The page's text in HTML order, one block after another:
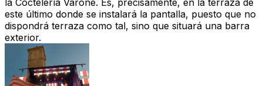
la Coctelería Varone. Es, precisamente, en la terraza de
este último donde se instalará la pantalla, puesto que no
dispondrá terraza como tal, sino que situará una barra
exterior.